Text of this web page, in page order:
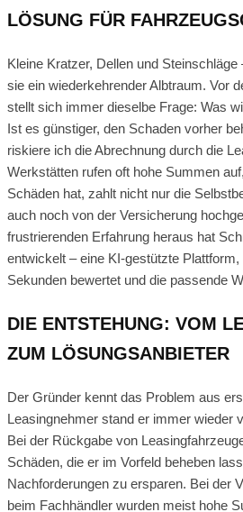
LÖSUNG FÜR
Kleine Kratzer, Dellen und
sie ein wiederkehrender Albtraum. Vor
stellt sich immer dieselbe Frage: Was
Ist es günstiger, den Schaden vorher
riskiere ich die Abrechnung durch die
Werkstätten rufen oft hohe Summen
Schäden hat, zahlt nicht nur die
auch noch von der Versicherung
frustrierenden Erfahrung heraus hat
entwickelt – eine KI-gestützte
Sekunden bewertet und die passende
DIE ENTSTEHUNG: VOM
ZUM LÖSUNGSANBIETER
Der Gründer kennt das Problem aus
Leasingnehmer stand er immer wieder
Bei der Rückgabe von
Schäden, die er im Vorfeld beheben
Nachforderungen zu ersparen. Bei der
beim Fachhändler wurden meist hohe